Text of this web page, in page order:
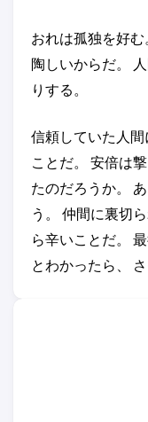
おれは孤独を好
陶しいからだ。
りする。
信頼していた人
ことだ。 安倍は
たのだろうか。
う。 仲間に裏切
ら辛いことだ。
とわかったら、